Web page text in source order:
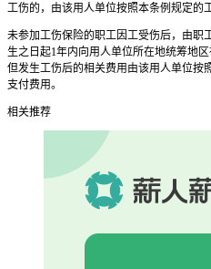
工伤的，由该用人单位按照本条例规定的
未参加工伤保险的职工因工受伤后，由职
生之日起1年内向用人单位所在地统筹地
但发生工伤后的相关费用由该用人单位按
支付费用。
相关推荐